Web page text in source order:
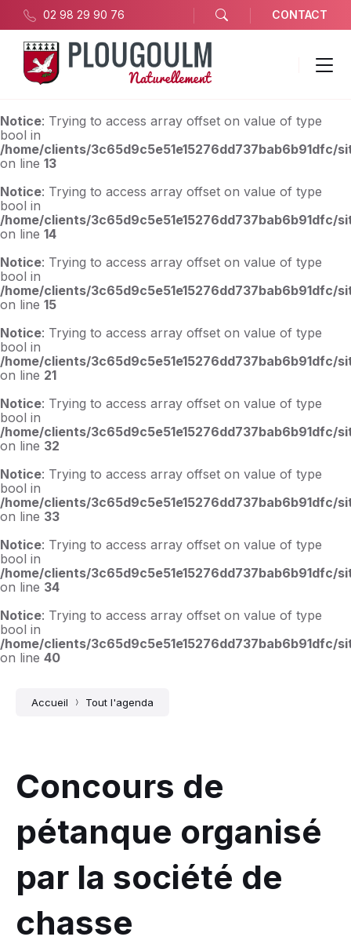
CONTACT
02 98 29 90 76
Notice: Trying to access array offset on value of type
bool in
/home/clients/3c65d9c5e51e15276dd737bab6b91dfc/
on line 13
Notice: Trying to access array offset on value of type
bool in
/home/clients/3c65d9c5e51e15276dd737bab6b91dfc/
on line 14
Notice: Trying to access array offset on value of type
bool in
/home/clients/3c65d9c5e51e15276dd737bab6b91dfc/
on line 15
Notice: Trying to access array offset on value of type
bool in
/home/clients/3c65d9c5e51e15276dd737bab6b91dfc/
on line 21
Notice: Trying to access array offset on value of type
bool in
/home/clients/3c65d9c5e51e15276dd737bab6b91dfc/
on line 32
Notice: Trying to access array offset on value of type
bool in
/home/clients/3c65d9c5e51e15276dd737bab6b91dfc/
on line 33
Notice: Trying to access array offset on value of type
bool in
/home/clients/3c65d9c5e51e15276dd737bab6b91dfc/
on line 34
Notice: Trying to access array offset on value of type
bool in
/home/clients/3c65d9c5e51e15276dd737bab6b91dfc/
on line 40
Accueil Tout l'agenda
Concours de
pétanque organisé
par la société de
chasse